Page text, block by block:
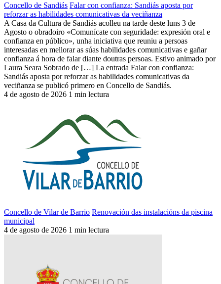
Concello de Sandiás Falar con confianza: Sandiás aposta por
reforzar as habilidades comunicativas da veciñanza
A Casa da Cultura de Sandiás acolleu na tarde deste luns 3 de
Agosto o obradoiro «Comunícate con seguridade: expresión oral e
confianza en público», unha iniciativa que reuniu a persoas
interesadas en mellorar as súas habilidades comunicativas e gañar
confianza á hora de falar diante doutras persoas. Estivo animado por
Laura Seara Sobrado de […] La entrada Falar con confianza:
Sandiás aposta por reforzar as habilidades comunicativas da
veciñanza se publicó primero en Concello de Sandiás.
4 de agosto de 2026 1 min lectura
Concello de Vilar de Barrio Renovación das instalacións da piscina
municipal
4 de agosto de 2026 1 min lectura